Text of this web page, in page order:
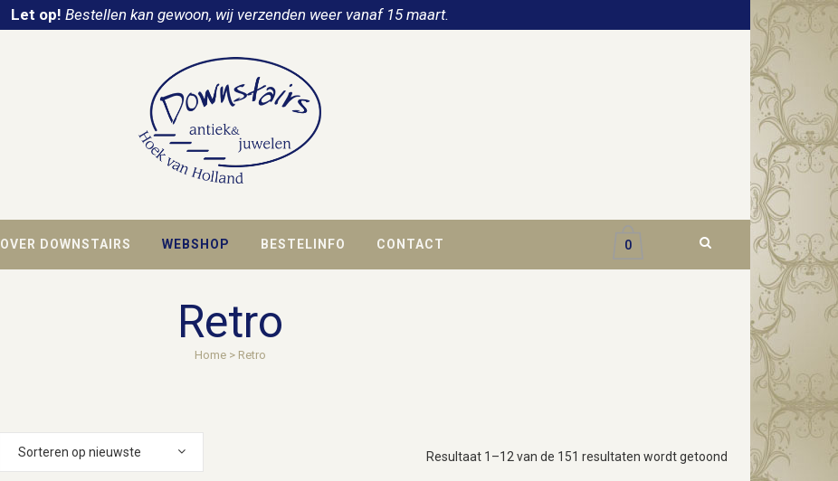
Let op! Bestellen kan gewoon, wij verzenden weer vanaf 15 maart.
OVER DOWNSTAIRS WEBSHOP BESTELINFO CONTACT 0
Retro
Home> Retro
Resultaat 1–12 van de 151 resultaten wordt getoond Gesorteerd
Sorteren op nieuwste